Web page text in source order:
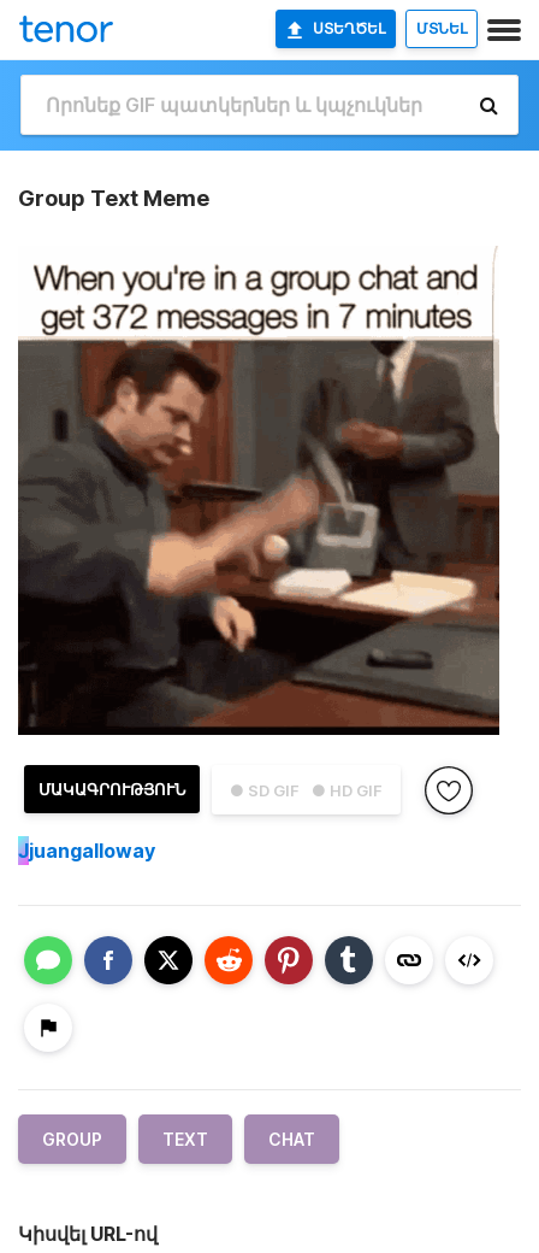
ՍՏԵՂԾԵԼ ՄՏՆԵԼ
Group Text Meme
● SD GIF ● HD GIF
ՄԱԿԱԳՐՈՒԹՅՈՒՆ
Jjuangalloway
GROUP TEXT CHAT
Կիսվել URL-ով